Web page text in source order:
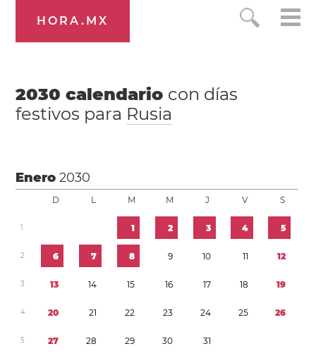
HORA.MX
2030 calendario con días
festivos para Rusia
Enero2030
D L M M J V S
1 1 2 3 4 5
2 6 7 8 9 10 11 12
3 13 14 15 16 17 18 19
4 20 21 22 23 24 25 26
5 27 28 29 30 31